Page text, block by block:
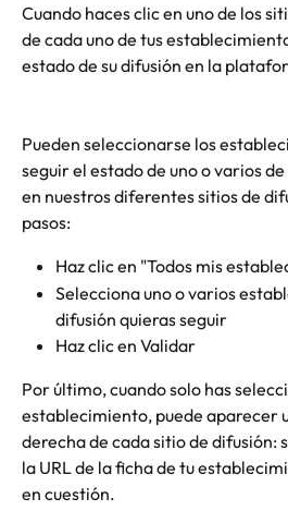
Cuando haces clic en uno de los
de cada uno de tus
estado de su difusión en la
Pueden seleccionarse los
seguir el estado de uno o varios
en nuestros diferentes sitios de
pasos:
Haz clic en "Todos mis
Selecciona uno o varios
difusión quieras seguir
Haz clic en Validar
Por último, cuando solo has
establecimiento, puede aparecer
derecha de cada sitio de difusión:
la URL de la ficha de tu
en cuestión.